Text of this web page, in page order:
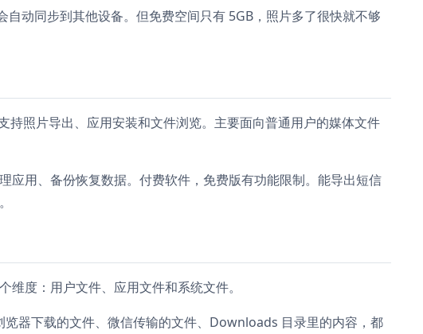
动同步到其他设备。但免费空间只有 5GB，照片多了很快就不够
照片导出、应用安装和文件浏览。主要面向普通用户的媒体文件
应用、备份恢复数据。付费软件，免费版有功能限制。能导出短信
度：用户文件、应用文件和系统文件。
器下载的文件、微信传输的文件、Downloads 目录里的内容，都